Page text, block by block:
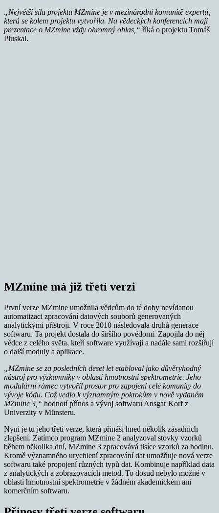
„Největší síla projektu MZmine je v mezinárodní komunitě expertů,
která se kolem projektu vytvořila. Na vědeckých konferencích mají
prezentace o MZmine vždy ohromný ohlas,“ říká o projektu Tomáš
Pluskal.
MZmine má již třetí verzi
První verze MZmine umožnila vědcům do té doby nevídanou
automatizaci zpracování datových souborů generovaných
analytickými přístroji. V roce 2010 následovala druhá generace
softwaru. Ta projekt dostala do širšího povědomí. Zapojila do něj
vědce z celého světa, kteří software využívají a nadále sami rozšiřují
o další moduly a aplikace.
„MZmine se za posledních deset let etabloval jako důvěryhodný
nástroj pro výzkumníky v oblasti hmotnostní spektrometrie. Jeho
modulární rámec vytvořil prostor pro zapojení celé komunity do
vývoje kódu. Což vedlo k významným pokrokům v nově vydaném
MZmine 3,“ hodnotí přínos a vývoj softwaru Ansgar Korf z
Univerzity v Münsteru.
Nyní je tu jeho třetí verze, která přináší hned několik zásadních
zlepšení. Zatímco program MZmine 2 analyzoval stovky vzorků
během několika dní, MZmine 3 zpracovává tisíce vzorků za hodinu.
Kromě významného urychlení zpracování dat umožňuje nová verze
softwaru také propojení různých typů dat. Kombinuje například data
z analytických a zobrazovacích metod. To dosud nebylo možné v
oblasti hmotnostní spektrometrie v žádném akademickém ani
komerčním softwaru.